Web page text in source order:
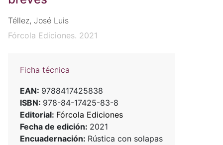
Téllez, José Luis
Fórcola Ediciones. 2021
Ficha técnica
EAN: 9788417425838
ISBN: 978-84-17425-83-8
Editorial: Fórcola Ediciones
Fecha de edición: 2021
Encuadernación: Rústica con solapas